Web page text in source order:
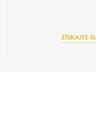
ZÍSKAJTE